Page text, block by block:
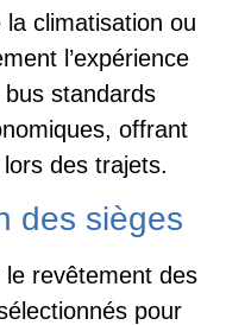
climatisation ou
l’expérience
standards
offrant
des trajets.
des sièges
revêtement des
pour